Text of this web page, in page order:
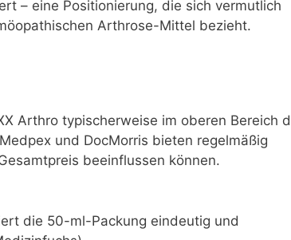
– eine Positionierung, die sich vermutlich
Arthrose-Mittel bezieht.
Arthro typischerweise im oberen Bereich
und DocMorris bieten regelmäßig
beeinflussen können.
die 50-ml-Packung eindeutig und